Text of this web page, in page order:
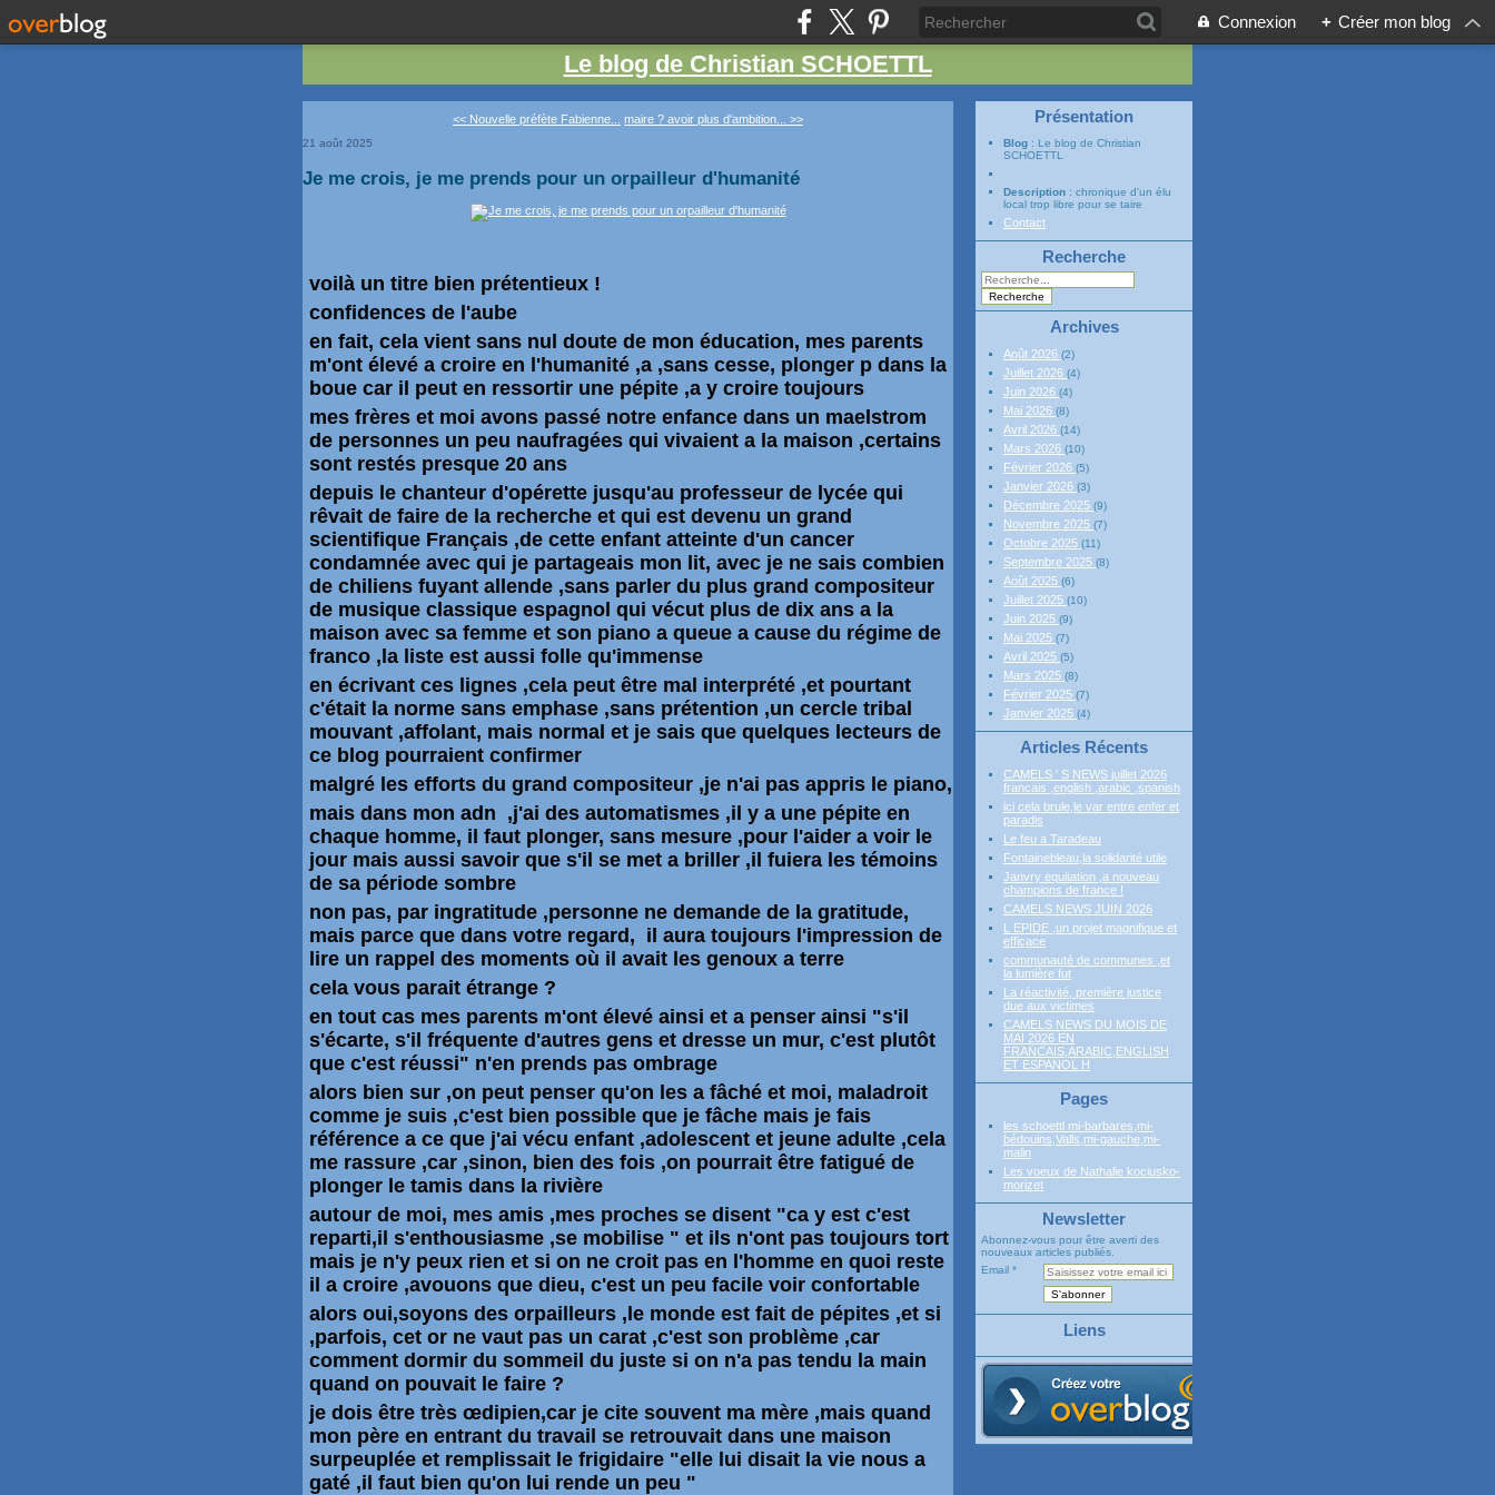
Connexion + Créer mon blog
Le blog de Christian SCHOETTL
<< Nouvelle préfète Fabienne... maire ? avoir plus d'ambition... >>
21 août 2025
Je me crois, je me prends pour un orpailleur d'humanité
voilà un titre bien prétentieux !
confidences de l'aube
en fait, cela vient sans nul doute de mon éducation, mes parents
m'ont élevé a croire en l'humanité ,a ,sans cesse, plonger p dans la
boue car il peut en ressortir une pépite ,a y croire toujours
mes frères et moi avons passé notre enfance dans un maelstrom
de personnes un peu naufragées qui vivaient a la maison ,certains
sont restés presque 20 ans
depuis le chanteur d'opérette jusqu'au professeur de lycée qui
rêvait de faire de la recherche et qui est devenu un grand
scientifique Français ,de cette enfant atteinte d'un cancer
condamnée avec qui je partageais mon lit, avec je ne sais combien
de chiliens fuyant allende ,sans parler du plus grand compositeur
de musique classique espagnol qui vécut plus de dix ans a la
maison avec sa femme et son piano a queue a cause du régime de
franco ,la liste est aussi folle qu'immense
en écrivant ces lignes ,cela peut être mal interprété ,et pourtant
c'était la norme sans emphase ,sans prétention ,un cercle tribal
mouvant ,affolant, mais normal et je sais que quelques lecteurs de
ce blog pourraient confirmer
malgré les efforts du grand compositeur ,je n'ai pas appris le piano,
mais dans mon adn ,j'ai des automatismes ,il y a une pépite en
chaque homme, il faut plonger, sans mesure ,pour l'aider a voir le
jour mais aussi savoir que s'il se met a briller ,il fuiera les témoins
de sa période sombre
non pas, par ingratitude ,personne ne demande de la gratitude,
mais parce que dans votre regard, il aura toujours l'impression de
lire un rappel des moments où il avait les genoux a terre
cela vous parait étrange ?
en tout cas mes parents m'ont élevé ainsi et a penser ainsi "s'il
s'écarte, s'il fréquente d'autres gens et dresse un mur, c'est plutôt
que c'est réussi" n'en prends pas ombrage
alors bien sur ,on peut penser qu'on les a fâché et moi, maladroit
comme je suis ,c'est bien possible que je fâche mais je fais
référence a ce que j'ai vécu enfant ,adolescent et jeune adulte ,cela
me rassure ,car ,sinon, bien des fois ,on pourrait être fatigué de
plonger le tamis dans la rivière
autour de moi, mes amis ,mes proches se disent "ca y est c'est
reparti,il s'enthousiasme ,se mobilise " et ils n'ont pas toujours tort
mais je n'y peux rien et si on ne croit pas en l'homme en quoi reste
il a croire ,avouons que dieu, c'est un peu facile voir confortable
alors oui,soyons des orpailleurs ,le monde est fait de pépites ,et si
,parfois, cet or ne vaut pas un carat ,c'est son problème ,car
comment dormir du sommeil du juste si on n'a pas tendu la main
quand on pouvait le faire ?
je dois être très œdipien,car je cite souvent ma mère ,mais quand
mon père en entrant du travail se retrouvait dans une maison
surpeuplée et remplissait le frigidaire "elle lui disait la vie nous a
gaté ,il faut bien qu'on lui rende un peu "
Présentation
Blog : Le blog de Christian
SCHOETTL
Description : chronique d'un élu
local trop libre pour se taire
Contact
Recherche
Archives
Août 2026 (2)
Juillet 2026 (4)
Juin 2026 (4)
Mai 2026 (8)
Avril 2026 (14)
Mars 2026 (10)
Février 2026 (5)
Janvier 2026 (3)
Décembre 2025 (9)
Novembre 2025 (7)
Octobre 2025 (11)
Septembre 2025 (8)
Août 2025 (6)
Juillet 2025 (10)
Juin 2025 (9)
Mai 2025 (7)
Avril 2025 (5)
Mars 2025 (8)
Février 2025 (7)
Janvier 2025 (4)
Articles Récents
CAMELS ' S NEWS juillet 2026
francais ,english ,arabic ,spanish
ici cela brule,le var entre enfer et
paradis
Le feu a Taradeau
Fontainebleau,la solidarité utile
Janvry equitation ,a nouveau
champions de france !
CAMELS NEWS JUIN 2026
L EPIDE ,un projet magnifique et
efficace
communauté de communes ,et
la lumière fut
La réactivité, première justice
due aux victimes
CAMELS NEWS DU MOIS DE
MAI 2026 EN
FRANCAIS,ARABIC,ENGLISH
ET ESPANOL H
Pages
les schoettl mi-barbares,mi-
bédouins,Valls,mi-gauche,mi-
malin
Les voeux de Nathalie kociusko-
morizet
Newsletter
Abonnez-vous pour être averti des
nouveaux articles publiés.
Email
Liens